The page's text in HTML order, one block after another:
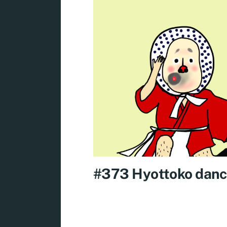
#373 Hyottoko